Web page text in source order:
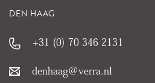
DEN HAAG
+31 (0) 70 346 2131
denhaag@verra.nl